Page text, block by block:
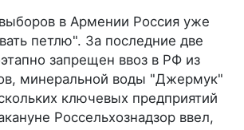
в Армении Россия уже
петлю". За последние две
запрещен ввоз в РФ из
минеральной воды "Джермук"
ключевых предприятий
Россельхознадзор ввел,